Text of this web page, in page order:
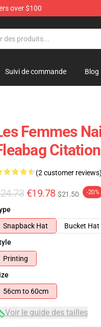
over $100
Suivi de commande Blog
Femmes
(2 customer reviews)
€19.78 $21.50 -20%
Snapback Hat
Bucket Hat
Printing
56cm to 60cm
Voir le guide des tailles